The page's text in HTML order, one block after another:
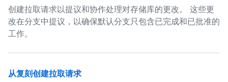
创建拉取请求以提议和协作处理对存储库的更改。 这些更
改在分支中提议，以确保默认分支只包含已完成和已批准的
工作。
从复刻创建拉取请求